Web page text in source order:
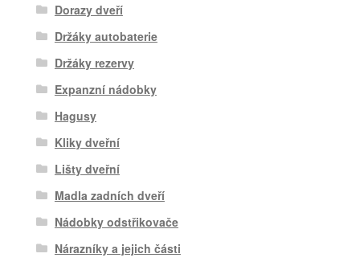
Dorazy dveří
Držáky autobaterie
Držáky rezervy
Expanzní nádobky
Hagusy
Kliky dveřní
Lišty dveřní
Madla zadních dveří
Nádobky odstřikovače
Nárazníky a jejich části